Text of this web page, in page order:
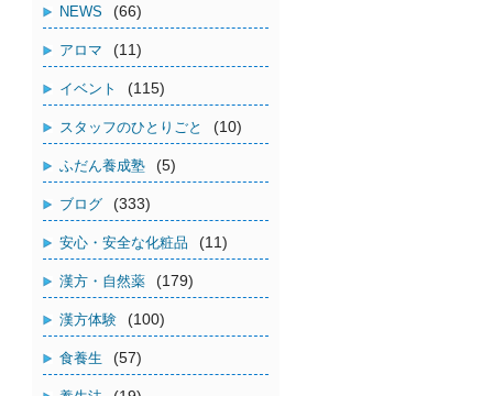
NEWS (66)
アロマ (11)
イベント (115)
スタッフのひとりごと (10)
ふだん養成塾 (5)
ブログ (333)
安心・安全な化粧品 (11)
漢方・自然薬 (179)
漢方体験 (100)
食養生 (57)